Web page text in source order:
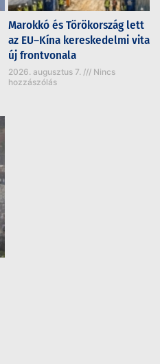
Marokkó és Törökország lett
az EU–Kína kereskedelmi vita
új frontvonala
2026. augusztus 7.
Nincs
hozzászólás